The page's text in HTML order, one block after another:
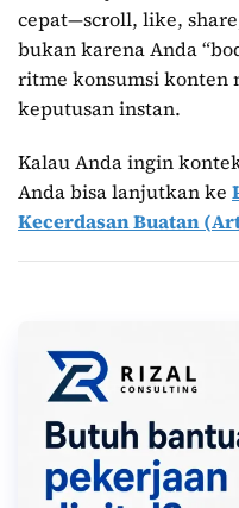
cepat—scroll, like,
bukan karena Anda
ritme konsumsi konten
keputusan instan.
Kalau Anda ingin
Anda bisa lanjutkan ke
Kecerdasan Buatan